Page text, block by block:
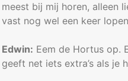
meest bij mij horen, alleen
vast nog wel een keer
Edwin: Eem de Hortus op.
geeft net iets extra’s als je